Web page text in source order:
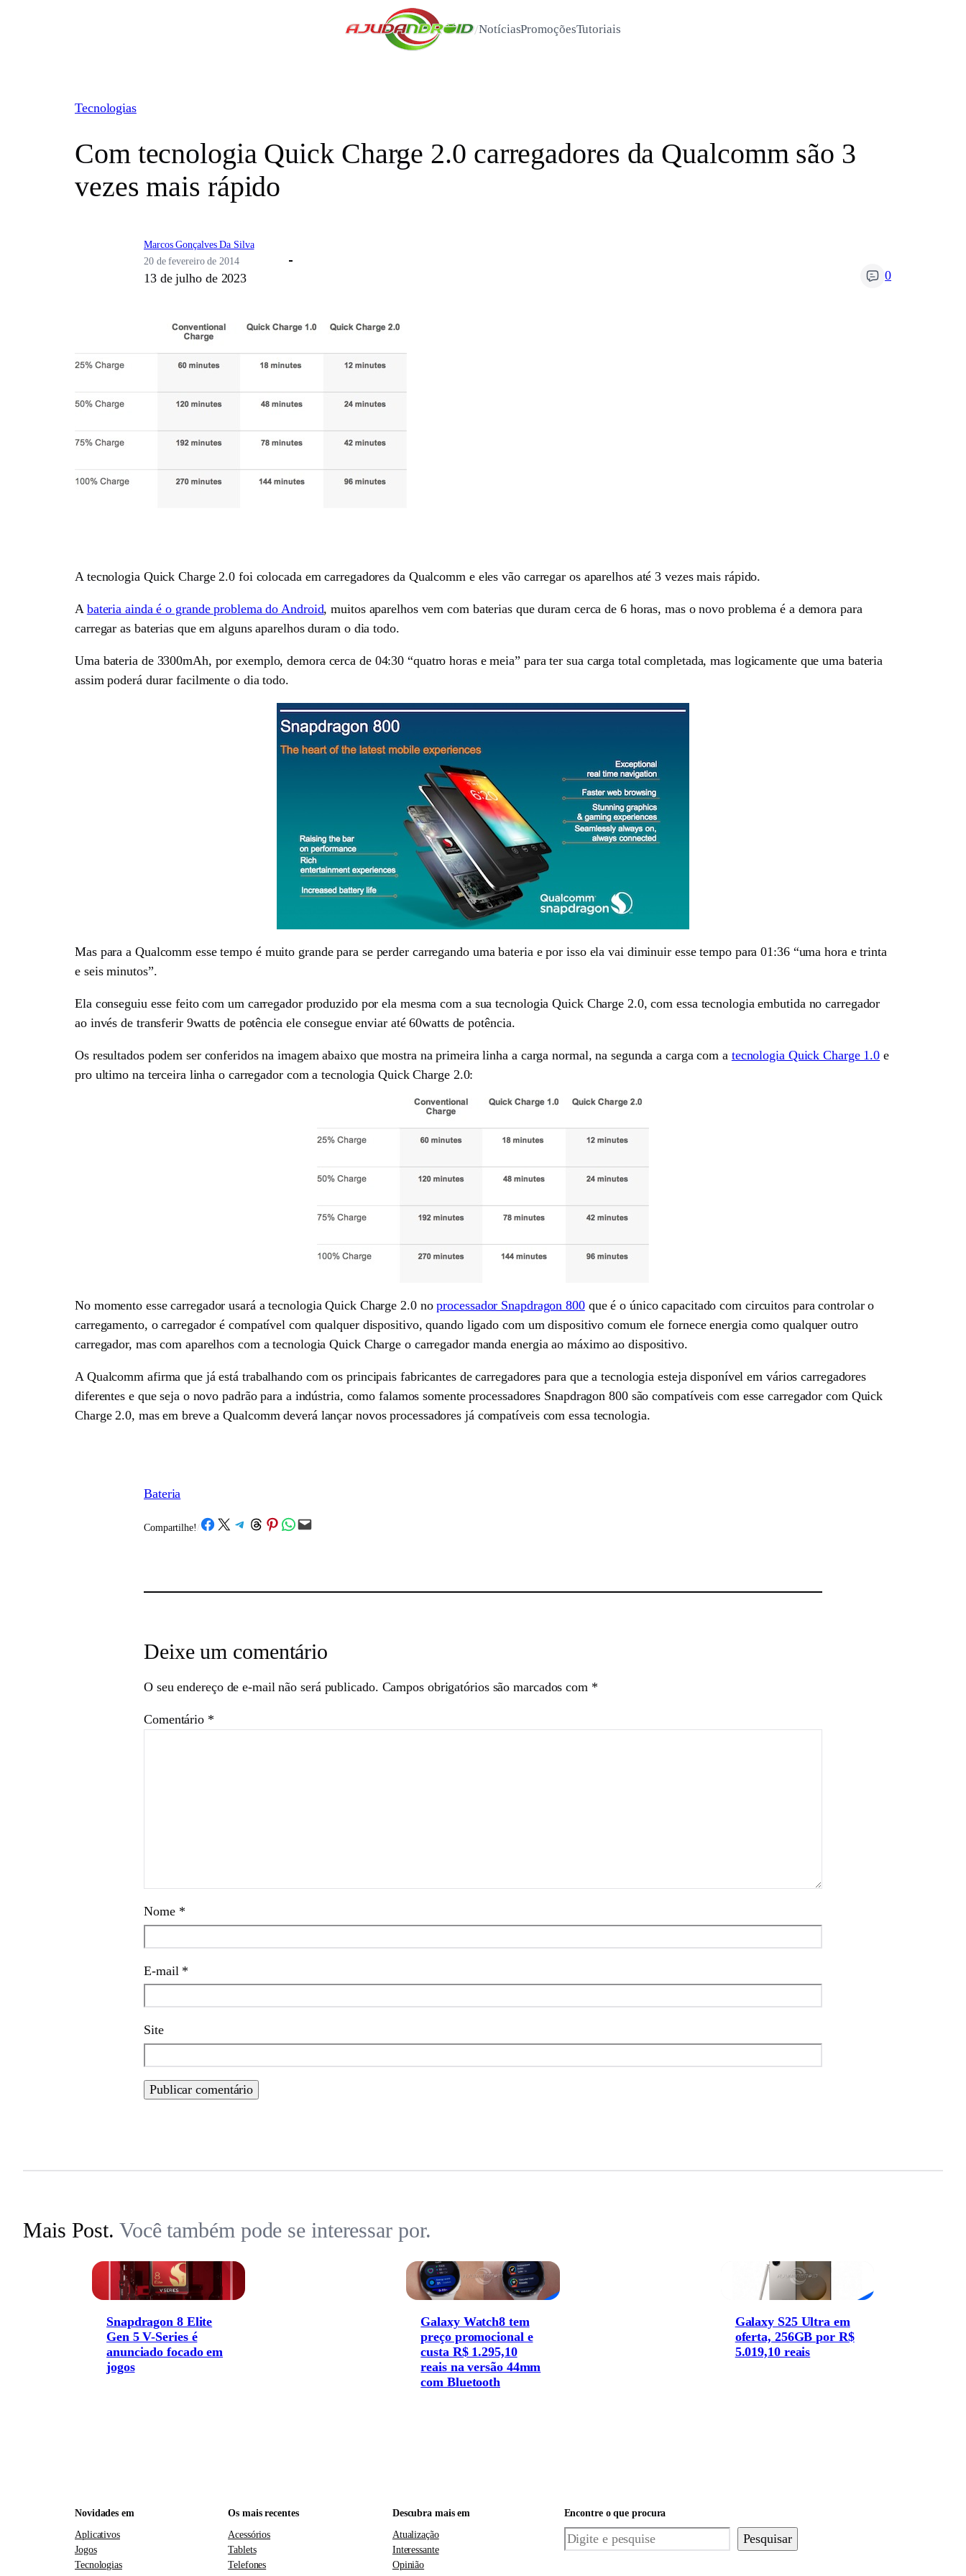
/NotíciasPromoçõesTutoriais
Tecnologias
Com tecnologia Quick Charge 2.0 carregadores da Qualcomm são 3
vezes mais rápido
Marcos Gonçalves Da Silva
20 de fevereiro de 2014
13 de julho de 2023 0
A tecnologia Quick Charge 2.0 foi colocada em carregadores da Qualcomm e eles vão carregar os aparelhos até 3 vezes mais rápido.
A bateria ainda é o grande problema do Android, muitos aparelhos vem com baterias que duram cerca de 6 horas, mas o novo problema é a demora para
carregar as baterias que em alguns aparelhos duram o dia todo.
Uma bateria de 3300mAh, por exemplo, demora cerca de 04:30 “quatro horas e meia” para ter sua carga total completada, mas logicamente que uma bateria
assim poderá durar facilmente o dia todo.
Mas para a Qualcomm esse tempo é muito grande para se perder carregando uma bateria e por isso ela vai diminuir esse tempo para 01:36 “uma hora e trinta
e seis minutos”.
Ela conseguiu esse feito com um carregador produzido por ela mesma com a sua tecnologia Quick Charge 2.0, com essa tecnologia embutida no carregador
ao invés de transferir 9watts de potência ele consegue enviar até 60watts de potência.
Os resultados podem ser conferidos na imagem abaixo que mostra na primeira linha a carga normal, na segunda a carga com a tecnologia Quick Charge 1.0 e
pro ultimo na terceira linha o carregador com a tecnologia Quick Charge 2.0:
No momento esse carregador usará a tecnologia Quick Charge 2.0 noprocessador Snapdragon 800que é o único capacitado com circuitos para controlar o
carregamento, o carregador é compatível com qualquer dispositivo, quando ligado com um dispositivo comum ele fornece energia como qualquer outro
carregador, mas com aparelhos com a tecnologia Quick Charge o carregador manda energia ao máximo ao dispositivo.
A Qualcomm afirma que já está trabalhando com os principais fabricantes de carregadores para que a tecnologia esteja disponível em vários carregadores
diferentes e que seja o novo padrão para a indústria, como falamos somente processadores Snapdragon 800 são compatíveis com esse carregador com Quick
Charge 2.0, mas em breve a Qualcomm deverá lançar novos processadores já compatíveis com essa tecnologia.
Bateria
Compartilhe!/Share on Facebook
Share on X Share on Telegram
Share on Threads
Share on Pinterest
Share on WhatsApp
Email this Page
Deixe um comentário
O seu endereço de e-mail não será publicado. Campos obrigatórios são marcados com *
Comentário *
Nome *
E-mail *
Site
Mais Post. Você também pode se interessar por.
Snapdragon 8 Elite
Gen 5 V-Series é
anunciado focado em
jogos
Galaxy Watch8 tem
preço promocional e
custa R$ 1.295,10
reais na versão 44mm
com Bluetooth
Galaxy S25 Ultra em
oferta, 256GB por R$
5.019,10 reais
Novidades em
Aplicativos
Jogos
Tecnologias
Os mais recentes
Acessórios
Tablets
Telefones
Descubra mais em
Atualização
Interessante
Opinião
Encontre o que procura
Pesquisar Pesquisar